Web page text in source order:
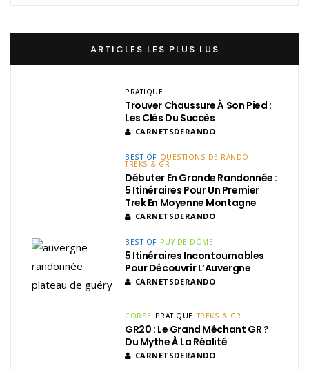
ARTICLES LES PLUS LUS
PRATIQUE
Trouver Chaussure À Son Pied :
Les Clés Du Succès
CARNETSDERANDO
BEST OF QUESTIONS DE RANDO
TREKS & GR
Débuter En Grande Randonnée :
5 Itinéraires Pour Un Premier
Trek En Moyenne Montagne
CARNETSDERANDO
BEST OF PUY-DE-DÔME
5 Itinéraires Incontournables
Pour Découvrir L’Auvergne
CARNETSDERANDO
CORSE PRATIQUE TREKS & GR
GR20 : Le Grand Méchant GR ?
Du Mythe À La Réalité
CARNETSDERANDO